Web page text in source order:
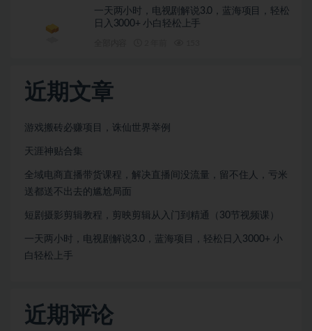
一天两小时，电视剧解说3.0，蓝海项目，轻松
日入3000+ 小白轻松上手
近期文章
游戏搬砖必赚项目，诛仙世界举例
天涯神贴合集
全域电商直播带货课程，解决直播间没流量，留不住人，亏米
送都送不出去的尴尬局面
短剧摄影剪辑教程，剪映剪辑从入门到精通（30节视频课）
一天两小时，电视剧解说3.0，蓝海项目，轻松日入3000+ 小
白轻松上手
近期评论